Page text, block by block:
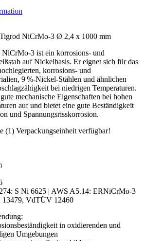
NiCrMo-3 Ø 2,4 x 1000 mm
3 ist ein korrosions- und
auf Nickelbasis. Er eignet sich für das
korrosions- und
9 %-Nickel-Stählen und ähnlichen
bei niedrigen Temperaturen.
mechanische Eigenschaften bei hohen
auf und bietet eine gute Beständigkeit
und Spannungsrisskorrosion.
(1) Verpackungseinheit verfügbar!
S Ni 6625 | AWS A5.14: ERNiCrMo-3
13479, VdTÜV 12460
in oxidierenden und
Umgebungen